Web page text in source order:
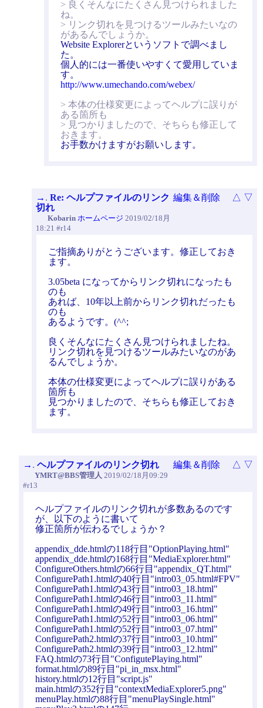
> 良くそんなにたくさん見つけられました
ね。
> リンク切れを見つけるツールみたいなの
があるんでしょうか。
Website Explorerというソフトで調べまし
た。
個人的には一番使いやすくて愛用していま
す。
http://www.umechando.com/webex/
> 本体の仕様変更によってヘルプに誤りが
ある箇所も
> 見つかりましたので、そちらも修正して
おきます。
お手数かけますがお願いします。
→ . Re: ヘルプファイルのリンク
切れ
Kobarin ホームページ 2019/02/18月
18:21 #r14
編集＆削除 △ ▽
ご指摘ありがとうございます。修正しておき
ます。
3.05beta になってからリンク切れになったも
のも
あれば、10年以上前からリンク切れだったも
のも
あるようです。(^^;
良くそんなにたくさん見つけられましたね。
リンク切れを見つけるツールみたいなのがあ
るんでしょうか。
本体の仕様変更によってヘルプに誤りがある
箇所も
見つかりましたので、そちらも修正しておき
ます。
→ . ヘルプファイルのリンク切れ
YMRT@BBS管理人 2019/02/18月09:29
#r13
編集＆削除 △ ▽
ヘルプファイルのリンク切れが多数あるのです
が、以下のように書いて
修正箇所が伝わるでしょうか？
appendix_dde.htmlの118行目"OptionPlaying.html"
appendix_dde.htmlの168行目"MediaExplorer.html"
ConfigureOthers.htmlの66行目"appendix_QT.html"
ConfigurePath1.htmlの40行目"intro03_05.html#FPV"
ConfigurePath1.htmlの43行目"intro03_18.html"
ConfigurePath1.htmlの46行目"intro03_11.html"
ConfigurePath1.htmlの49行目"intro03_16.html"
ConfigurePath1.htmlの52行目"intro03_06.html"
ConfigurePath1.htmlの52行目"intro03_07.html"
ConfigurePath2.htmlの37行目"intro03_10.html"
ConfigurePath2.htmlの39行目"intro03_12.html"
FAQ.htmlの73行目"ConfigutePlaying.html"
format.htmlの89行目"pi_in_msx.html"
history.htmlの12行目"script.js"
main.htmlの352行目"contextMediaExplorer5.png"
menuPlay.htmlの88行目"menuPlaySingle.html"